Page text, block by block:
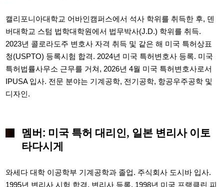
캘리포니아대학교 어바인캠퍼스에서 석사 학위를 취득한 후, 덴
버대학교 스텀 법학대학원에서 법무박사(J.D.) 학위를 취득.
2023년 콜로라도주 변호사 자격 취득 및 같은 해 미국 특허상표
청(USPTO) 등록시험 합격. 2024년 미국 특허변호사 등록. 미국
특허법률사무소 근무를 거쳐, 2026년 4월 미국 특허변호사로서
IPUSA 입사. 전문 분야는 기계공학, 전기공학, 항공우주공학 및
디자인.
멤버: 미국 특허 대리인, 일본 변리사 이토
타다시게
와세다 대학 이공학부 기계공학과 졸업. 주식회사 도시바 입사.
1995년 변리사 시험 합격, 변리사 등록. 1998년 미국 프랭클린 피